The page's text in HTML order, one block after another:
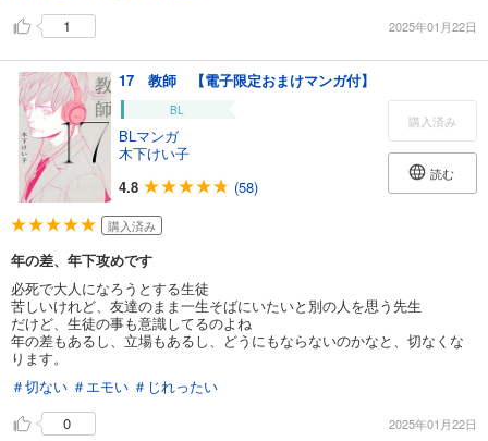
1
2025年01月22日
17 教師 【電子限定おまけマンガ付】
BL
BLマンガ
木下けい子
4.8
(58)
購入済み
読む
購入済み
年の差、年下攻めです
必死で大人になろうとする生徒
苦しいけれど、友達のまま一生そばにいたいと別の人を思う先生
だけど、生徒の事も意識してるのよね
年の差もあるし、立場もあるし、どうにもならないのかなと、切なくな
ります。
＃切ない ＃エモい ＃じれったい
0
2025年01月22日